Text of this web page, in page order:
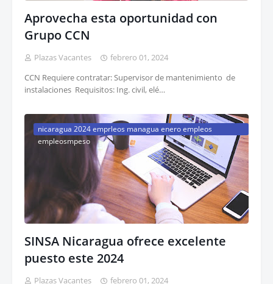
Aprovecha esta oportunidad con
Grupo CCN
Plazas Vacantes
febrero 01, 2024
CCN Requiere contratar: Supervisor de mantenimiento de
instalaciones Requisitos: Ing. civil, elé…
nicaragua 2024 emprleos managua enero empleos
empleosmpeso
SINSA Nicaragua ofrece excelente
puesto este 2024
Plazas Vacantes
febrero 01, 2024